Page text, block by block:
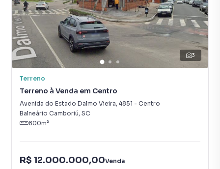
3
Terreno
Terreno à Venda em Centro
Avenida do Estado Dalmo Vieira, 4851 - Centro
Balneário Camboriú, SC
800m²
R$ 12.000.000,00Venda